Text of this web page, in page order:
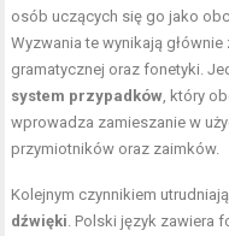
osób uczących się go jako
Wyzwania te wynikają
gramatycznej oraz fonetyki.
system przypadków , który
wprowadza zamieszanie w
przymiotników oraz zaimków.
Kolejnym czynnikiem
dźwięki . Polski język zawiera